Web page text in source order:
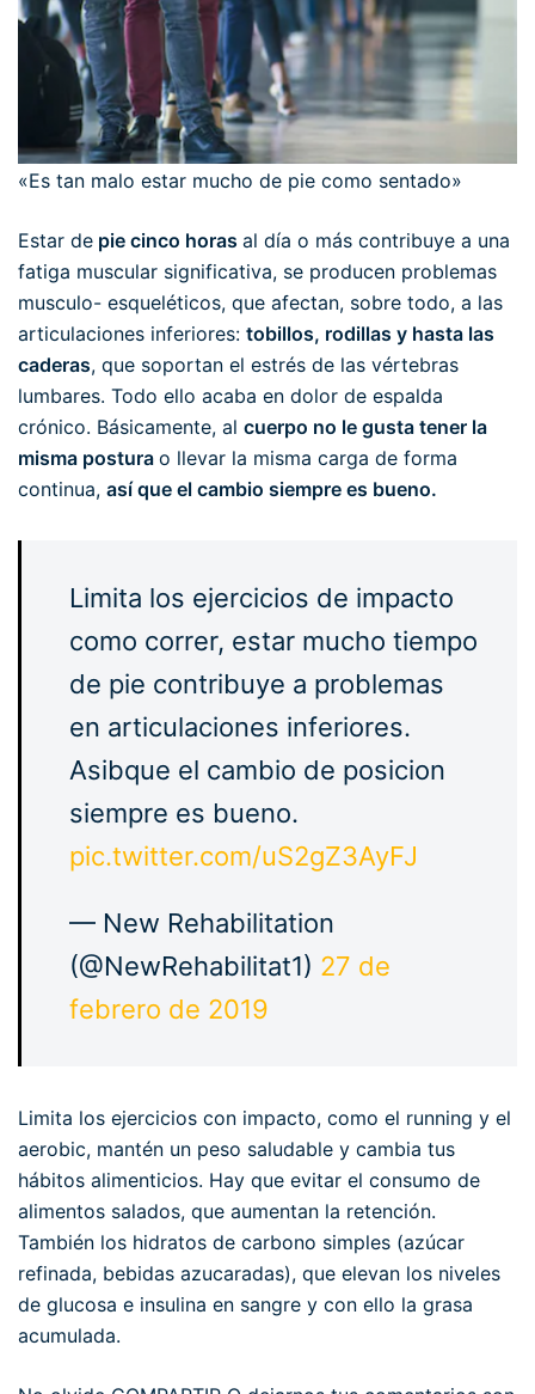
«Es tan malo estar mucho de pie como sentado»
Estar de pie cinco horas al día o más contribuye a una
fatiga muscular significativa, se producen problemas
musculo- esqueléticos, que afectan, sobre todo, a las
articulaciones inferiores: tobillos, rodillas y hasta las
caderas, que soportan el estrés de las vértebras
lumbares. Todo ello acaba en dolor de espalda
crónico. Básicamente, al cuerpo no le gusta tener la
misma postura o llevar la misma carga de forma
continua, así que el cambio siempre es bueno.
Limita los ejercicios de impacto
como correr, estar mucho tiempo
de pie contribuye a problemas
en articulaciones inferiores.
Asibque el cambio de posicion
siempre es bueno.
pic.twitter.com/uS2gZ3AyFJ
— New Rehabilitation
(@NewRehabilitat1) 27 de
febrero de 2019
Limita los ejercicios con impacto, como el running y el
aerobic, mantén un peso saludable y cambia tus
hábitos alimenticios. Hay que evitar el consumo de
alimentos salados, que aumentan la retención.
También los hidratos de carbono simples (azúcar
refinada, bebidas azucaradas), que elevan los niveles
de glucosa e insulina en sangre y con ello la grasa
acumulada.